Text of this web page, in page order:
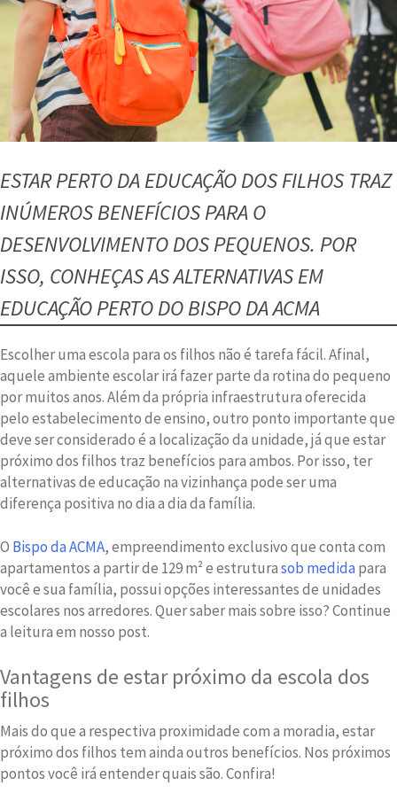
do
comum
ESTAR PERTO DA EDUCAÇÃO DOS FILHOS TRAZ
INÚMEROS BENEFÍCIOS PARA O
DESENVOLVIMENTO DOS PEQUENOS. POR
ISSO, CONHEÇAS AS ALTERNATIVAS EM
EDUCAÇÃO PERTO DO BISPO DA ACMA
Escolher uma escola para os filhos não é tarefa fácil. Afinal,
aquele ambiente escolar irá fazer parte da rotina do pequeno
por muitos anos. Além da própria infraestrutura oferecida
pelo estabelecimento de ensino, outro ponto importante que
deve ser considerado é a localização da unidade, já que estar
próximo dos filhos traz benefícios para ambos. Por isso, ter
alternativas de educação na vizinhança pode ser uma
diferença positiva no dia a dia da família.
O Bispo da ACMA, empreendimento exclusivo que conta com
apartamentos a partir de 129 m² e estruturasob medidapara
você e sua família, possui opções interessantes de unidades
escolares nos arredores. Quer saber mais sobre isso? Continue
a leitura em nosso post.
Vantagens de estar próximo da escola dos
filhos
Mais do que a respectiva proximidade com a moradia, estar
próximo dos filhos tem ainda outros benefícios. Nos próximos
pontos você irá entender quais são. Confira!